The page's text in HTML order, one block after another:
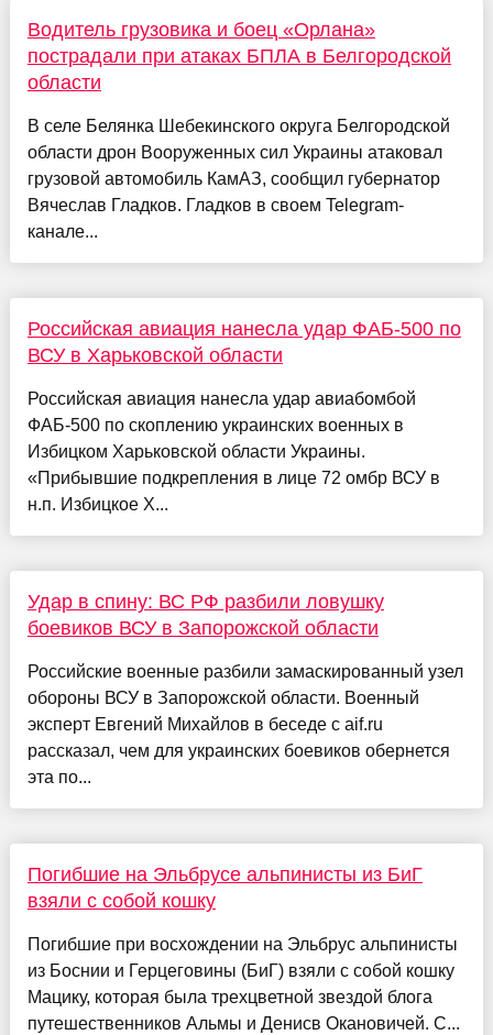
Водитель грузовика и боец «Орлана»
пострадали при атаках БПЛА в Белгородской
области
В селе Белянка Шебекинского округа Белгородской
области дрон Вооруженных сил Украины атаковал
грузовой автомобиль КамАЗ, сообщил губернатор
Вячеслав Гладков. Гладков в своем Telegram-
канале...
Российская авиация нанесла удар ФАБ-500 по
ВСУ в Харьковской области
Российская авиация нанесла удар авиабомбой
ФАБ-500 по скоплению украинских военных в
Избицком Харьковской области Украины.
«Прибывшие подкрепления в лице 72 омбр ВСУ в
н.п. Избицкое Х...
Удар в спину: ВС РФ разбили ловушку
боевиков ВСУ в Запорожской области
Российские военные разбили замаскированный узел
обороны ВСУ в Запорожской области. Военный
эксперт Евгений Михайлов в беседе с aif.ru
рассказал, чем для украинских боевиков обернется
эта по...
Погибшие на Эльбрусе альпинисты из БиГ
взяли с собой кошку
Погибшие при восхождении на Эльбрус альпинисты
из Боснии и Герцеговины (БиГ) взяли с собой кошку
Мацику, которая была трехцветной звездой блога
путешественников Альмы и Денисв Окановичей. С...